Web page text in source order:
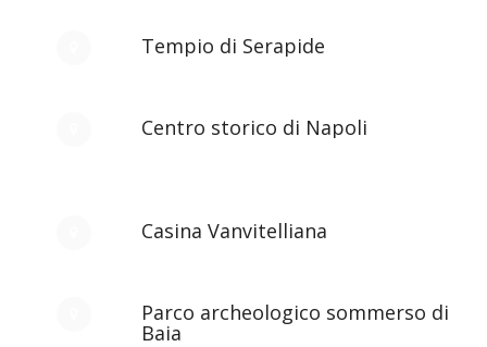
Tempio di Serapide
Centro storico di Napoli
Casina Vanvitelliana
Parco archeologico sommerso di
Baia